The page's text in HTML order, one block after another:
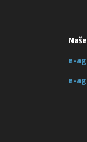
e-
e-